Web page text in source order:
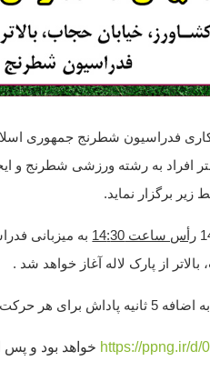
فدراسیون شطرنج جمهوری
افراد به رشته ورزشی شطرنج و
برگزار نماید.
رأس ساعت 30
:
14 به میزبانی
از پارک لاله آغاز خواهد شد .
https://ppng.ir/d/ خواهد بود و پس